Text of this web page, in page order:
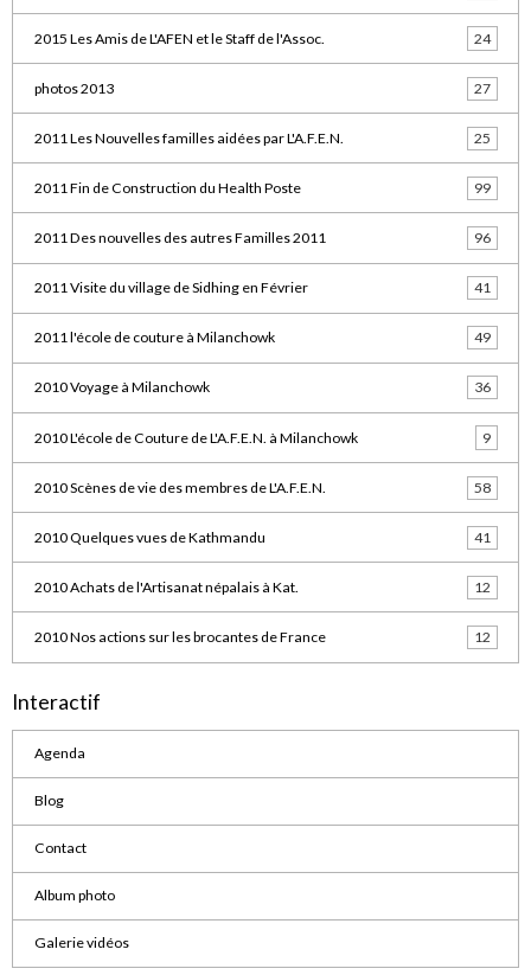
2015 Les Amis de L'AFEN et le Staff de l'Assoc. 24
photos 2013 27
2011 Les Nouvelles familles aidées par L'A.F.E.N. 25
2011 Fin de Construction du Health Poste 99
2011 Des nouvelles des autres Familles 2011 96
2011 Visite du village de Sidhing en Février 41
2011 l'école de couture à Milanchowk 49
2010 Voyage à Milanchowk 36
2010 L'école de Couture de L'A.F.E.N. à Milanchowk 9
2010 Scènes de vie des membres de L'A.F.E.N. 58
2010 Quelques vues de Kathmandu 41
2010 Achats de l'Artisanat népalais à Kat. 12
2010 Nos actions sur les brocantes de France 12
Interactif
Agenda
Blog
Contact
Album photo
Galerie vidéos